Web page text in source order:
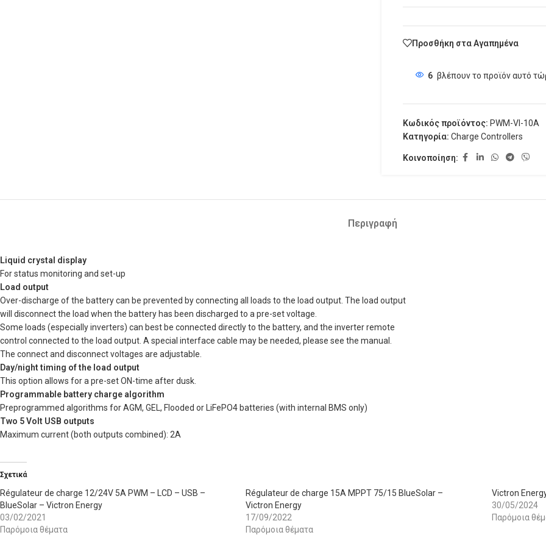
Προσθήκη στα Αγαπημένα
6 βλέπουν το προϊόν αυτό
Κωδικός προϊόντος: PWM-VI-10A
Κατηγορία: Charge Controllers
Κοινοποίηση:
Περιγραφή
Liquid crystal display
For status monitoring and set-up
Load output
Over-discharge of the battery can be prevented by connecting all loads to the load output. The load output
will disconnect the load when the battery has been discharged to a pre-set voltage.
Some loads (especially inverters) can best be connected directly to the battery, and the inverter remote
control connected to the load output. A special interface cable may be needed, please see the manual.
The connect and disconnect voltages are adjustable.
Day/night timing of the load output
This option allows for a pre-set ON-time after dusk.
Programmable battery charge algorithm
Preprogrammed algorithms for AGM, GEL, Flooded or LiFePO4 batteries (with internal BMS only)
Two 5 Volt USB outputs
Maximum current (both outputs combined): 2A
Σχετικά
Régulateur de charge 12/24V 5A PWM – LCD – USB –
BlueSolar – Victron Energy
03/02/2021
Παρόμοια θέματα
Régulateur de charge 15A MPPT 75/15 BlueSolar –
Victron Energy
17/09/2022
Παρόμοια θέματα
Victron
30/05/2024
Παρόμοια